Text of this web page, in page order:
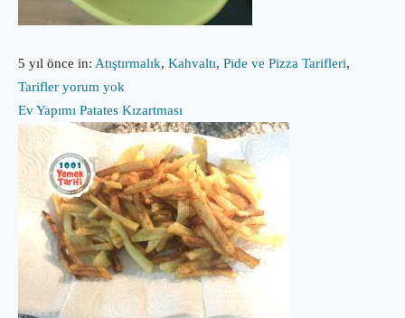
5 yıl önce in: Atıştırmalık, Kahvaltı, Pide ve Pizza Tarifleri,
Tarifler yorum yok
Ev Yapımı Patates Kızartması